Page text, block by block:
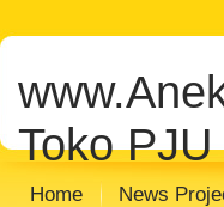
Panel
panel surya
Sentralisasi
Toko
Home News